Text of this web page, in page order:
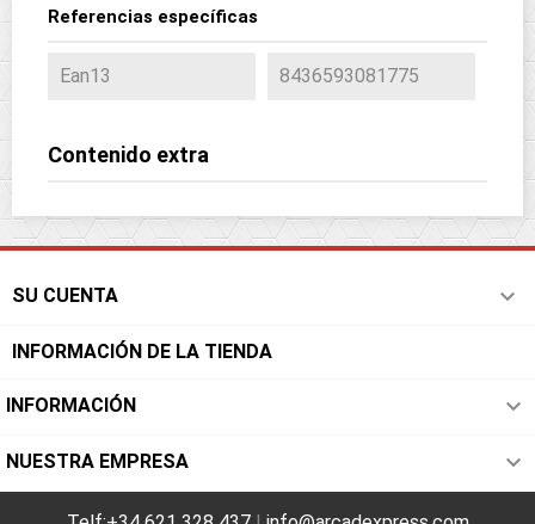
Referencias específicas
Ean13 8436593081775
Contenido extra
SU CUENTA 
INFORMACIÓN DE LA TIENDA
INFORMACIÓN 
NUESTRA EMPRESA 